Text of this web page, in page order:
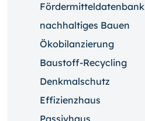
Fördermitteldatenbank
nachhaltiges Bauen
Ökobilanzierung
Baustoff-Recycling
Denkmalschutz
Effizienzhaus